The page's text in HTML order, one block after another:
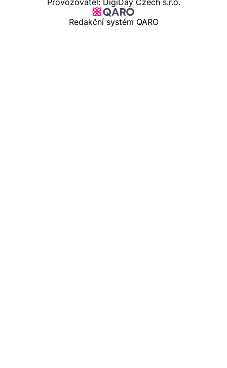
Provozovatel: DigiDay Czech s.r.o.
Redakční systém QARO